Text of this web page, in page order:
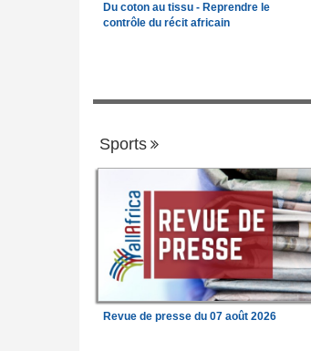
Du coton au tissu - Reprendre le
contrôle du récit africain
Sports
Revue de presse du 07 août 2026